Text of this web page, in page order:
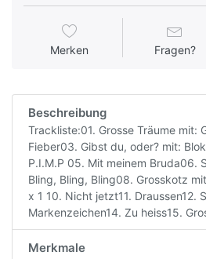
Merken Fragen?
Beschreibung
Trackliste:01. Grosse Träume mit:
Fieber03. Gibst du, oder? mit:
P.I.M.P 05. Mit meinem Bruda06.
Bling, Bling, Bling08. Grosskotz
x 1 10. Nicht jetzt11. Draussen12.
Markenzeichen14. Zu heiss15.
Merkmale